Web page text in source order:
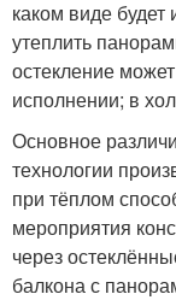
каком виде будет
утеплить
остекление
исполнении; в
Основное
технологии
при тёплом
мероприятия
через
балкона с